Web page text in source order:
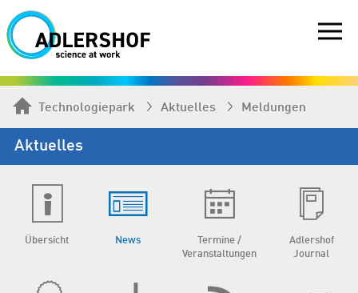
Technologiepark Aktuelles Meldungen
Aktuelles
Übersicht News
Termine /
Veranstaltungen
Adlershof
Journal